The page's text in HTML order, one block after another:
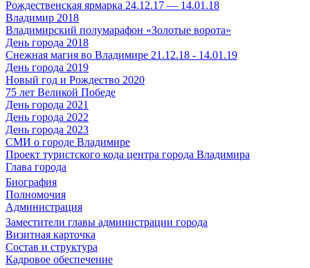
Рождественская ярмарка 24.12.17 — 14.01.18
Владимир 2018
Владимирский полумарафон «Золотые ворота»
День города 2018
Снежная магия во Владимире 21.12.18 - 14.01.19
День города 2019
Новый год и Рождество 2020
75 лет Великой Победе
День города 2021
День города 2022
День города 2023
СМИ о городе Владимире
Проект туристского кода центра города Владимира
Глава города
Биография
Полномочия
Администрация
Заместители главы администрации города
Визитная карточка
Состав и структура
Кадровое обеспечение